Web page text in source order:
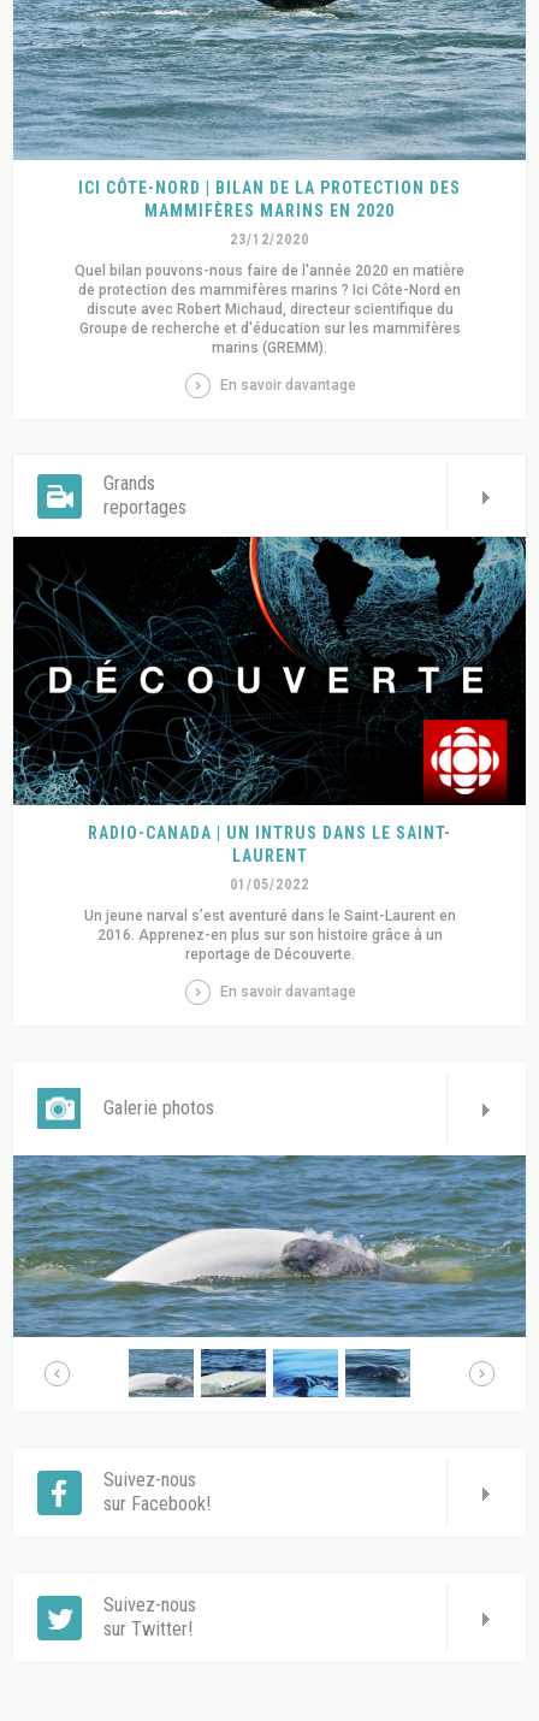
ICI CÔTE-NORD | BILAN DE LA PROTECTION DES
MAMMIFÈRES MARINS EN 2020
23/12/2020
Quel bilan pouvons-nous faire de l'année 2020 en matière
de protection des mammifères marins ? Ici Côte-Nord en
discute avec Robert Michaud, directeur scientifique du
Groupe de recherche et d'éducation sur les mammifères
marins (GREMM).
En savoir davantage
Grands
reportages
RADIO-CANADA | UN INTRUS DANS LE SAINT-
LAURENT
01/05/2022
Un jeune narval s’est aventuré dans le Saint-Laurent en
2016. Apprenez-en plus sur son histoire grâce à un
reportage de Découverte.
En savoir davantage
Galerie photos
Suivez-nous
sur Facebook!
Suivez-nous
sur Twitter!